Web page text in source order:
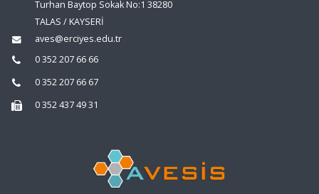
Turhan Baytop Sokak No:1 38280
TALAS / KAYSERİ
aves@erciyes.edu.tr
0 352 207 66 66
0 352 207 66 67
0 352 437 49 31